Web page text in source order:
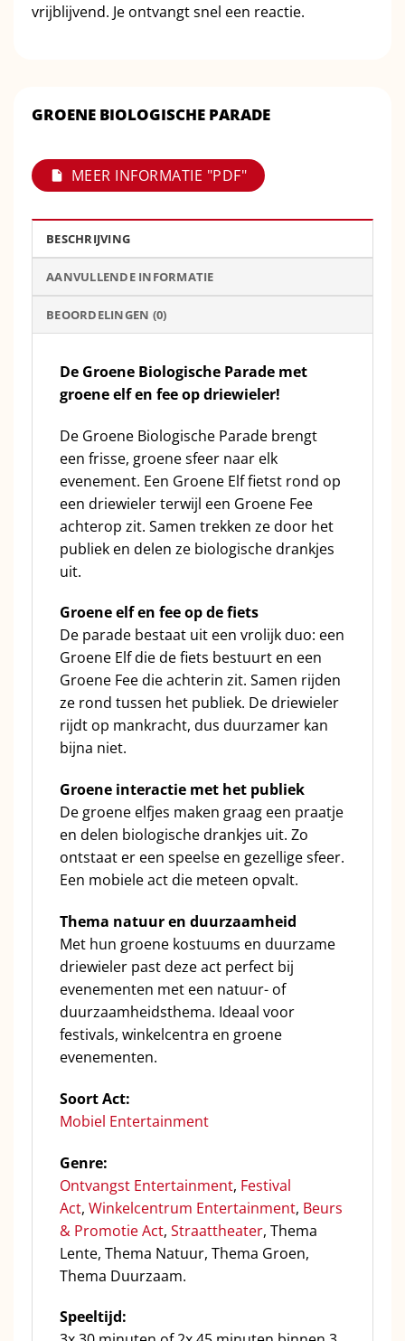
vrijblijvend. Je ontvangt snel een reactie.
GROENE BIOLOGISCHE PARADE
MEER INFORMATIE "PDF"
BESCHRIJVING
AANVULLENDE INFORMATIE
BEOORDELINGEN (0)
De Groene Biologische Parade met
groene elf en fee op driewieler!
De Groene Biologische Parade brengt
een frisse, groene sfeer naar elk
evenement. Een Groene Elf fietst rond op
een driewieler terwijl een Groene Fee
achterop zit. Samen trekken ze door het
publiek en delen ze biologische drankjes
uit.
Groene elf en fee op de fiets
De parade bestaat uit een vrolijk duo: een
Groene Elf die de fiets bestuurt en een
Groene Fee die achterin zit. Samen rijden
ze rond tussen het publiek. De driewieler
rijdt op mankracht, dus duurzamer kan
bijna niet.
Groene interactie met het publiek
De groene elfjes maken graag een praatje
en delen biologische drankjes uit. Zo
ontstaat er een speelse en gezellige sfeer.
Een mobiele act die meteen opvalt.
Thema natuur en duurzaamheid
Met hun groene kostuums en duurzame
driewieler past deze act perfect bij
evenementen met een natuur- of
duurzaamheidsthema. Ideaal voor
festivals, winkelcentra en groene
evenementen.
Soort Act:
Mobiel Entertainment
Genre:
Ontvangst Entertainment, Festival
Act, Winkelcentrum Entertainment, Beurs
& Promotie Act, Straattheater, Thema
Lente, Thema Natuur, Thema Groen,
Thema Duurzaam.
Speeltijd: